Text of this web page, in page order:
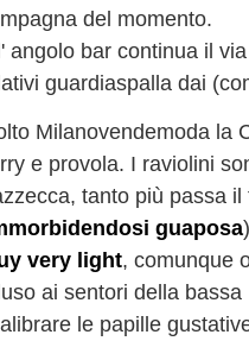
del momento.
angolo bar continua il
guardiaspalla dai
Milanovendemoda la
e provola. I raviolini
tanto più passa
guaposa
very light, comunque
ai sentori della
le papille